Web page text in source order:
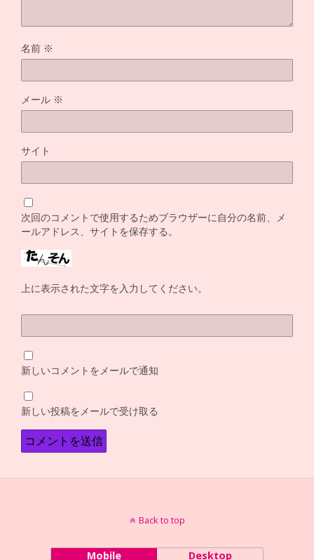
名前 ※
メール ※
サイト
次回のコメントで使用するためブラウザーに自分の名前、メ
ールアドレス、サイトを保存する。
上に表示された文字を入力してください。
新しいコメントをメールで通知
新しい投稿をメールで受け取る
Back to top
Mobile Desktop